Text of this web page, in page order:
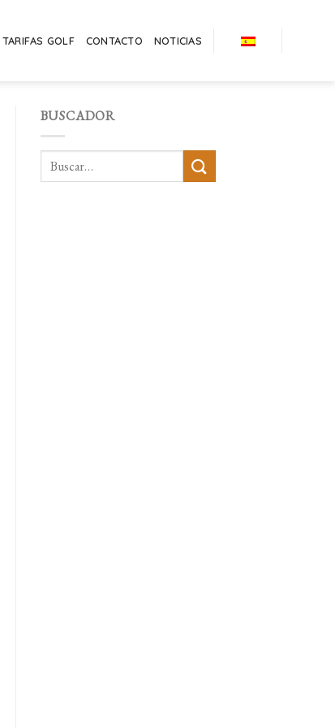
TARIFAS GOLF CONTACTO NOTICIAS
BUSCADOR